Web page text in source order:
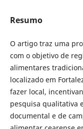
Resumo
O artigo traz uma
com o objetivo de
alimentares
localizado em
fazer local,
pesquisa qualitativa
documental e de